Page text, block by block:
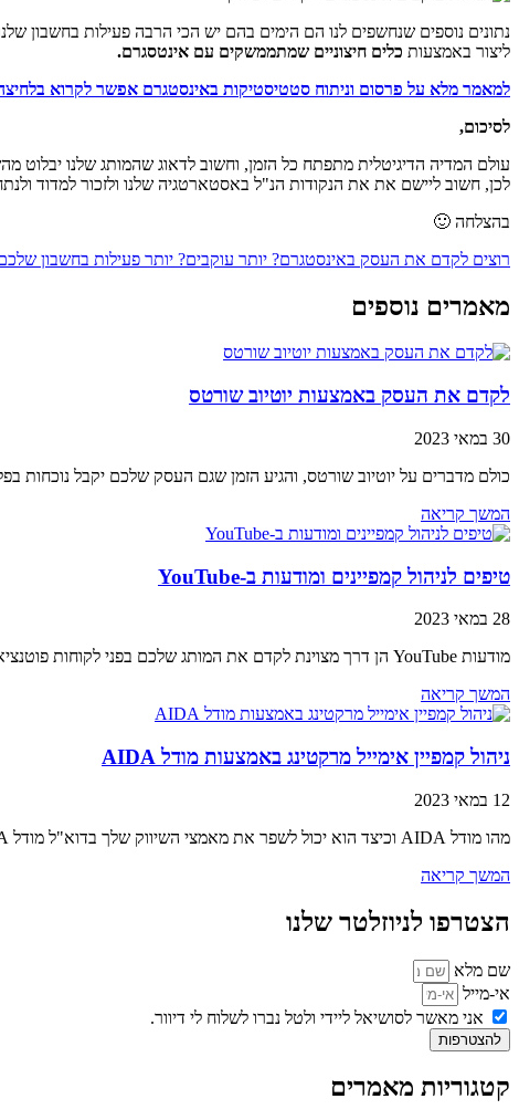
נתונים נוספים שנחשפים לנו הם הימים בהם יש הכי הרבה פעילות בחשבון
ליצור באמצעות כלים חיצוניים שמתממשקים עם אינטסגרם.
למאמר מלא על פרסום וניתוח סטטיסטיקות באינסטגרם אפשר לקרוא
לסיכום,
עולם המדיה הדיגיטלית מתפתח כל הזמן, וחשוב לדאוג שהמותג שלנו יבלוט
לכן, חשוב ליישם את את הנקודות הנ"ל באסטארטגיה שלנו ולזכור למדוד
בהצלחה 🙂
רוצים לקדם את העסק באינסטגרם? יותר עוקבים? יותר פעילות בחשבון
מאמרים נוספים
לקדם את העסק באמצעות יוטיוב שורטס
30 במאי 2023
כולם מדברים על יוטיוב שורטס, והגיע הזמן שגם העסק שלכם יקבל
המשך קריאה
טיפים לניהול קמפיינים ומודעות ב-YouTube
28 במאי 2023
מודעות YouTube הן דרך מצוינת לקדם את המותג שלכם בפני לקוחות פוטנציאליים. עם האסטרטגיה הנכונה, ניתן להשתמש בכלי רב עוצמה זה כדי להגיע ליותר אנשים
המשך קריאה
ניהול קמפיין אימייל מרקטינג באמצעות מודל AIDA
12 במאי 2023
מהו מודל AIDA וכיצד הוא יכול לשפר את מאמצי השיווק שלך בדוא"ל מודל AIDA הוא כלי רב עוצמה שיכול לעזור לך לשפר את מאמצי השיווק
המשך קריאה
הצטרפו לניוזלטר שלנו
שם מלא
אי-מייל
אני מאשר לסושיאל ליידי ולטל נברו לשלוח לי דיוור.
להצטרפות
קטגוריות מאמרים